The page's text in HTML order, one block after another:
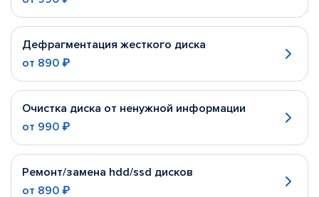
Дефрагментация жесткого диска
от 890 ₽
Очистка диска от ненужной информации
от 990 ₽
Ремонт/замена hdd/ssd дисков
от 890 ₽